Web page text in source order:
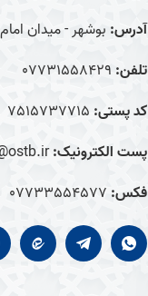
آدرس: بوشهر - میدان
تلفن: 07731558429
کد پستی: 7515737715
پست الکترونیک:
فکس: 07733554577